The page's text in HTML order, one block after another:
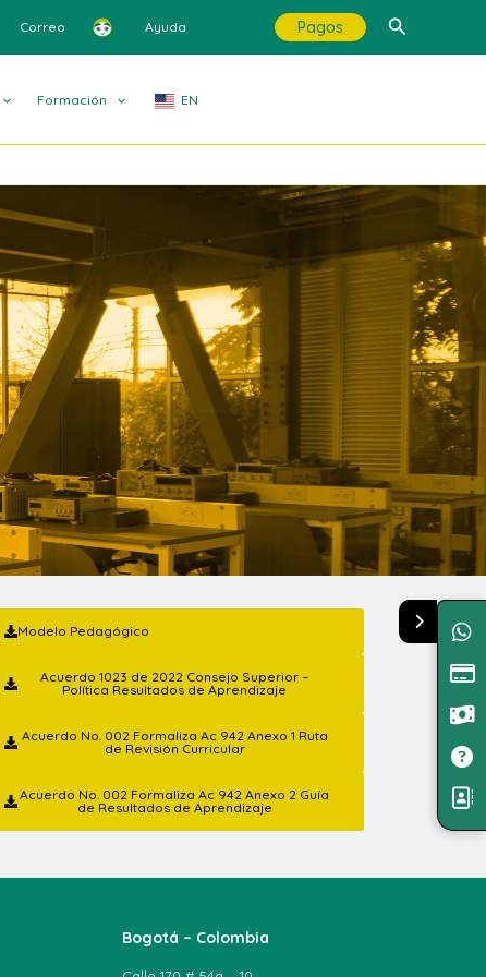
Correo Ayuda Pagos Buscar
Formación EN
Modelo Pedagógico
Acuerdo 1023 de 2022 Consejo Superior –
Política Resultados de Aprendizaje
Acuerdo No. 002 Formaliza Ac 942 Anexo 1 Ruta
de Revisión Curricular
Acuerdo No. 002 Formaliza Ac 942 Anexo 2 Guía
de Resultados de Aprendizaje
Bogotá – Colombia